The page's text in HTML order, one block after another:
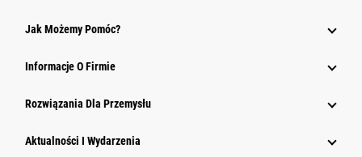
Jak Możemy Pomóc?
Informacje O Firmie
Rozwiązania Dla Przemysłu
Aktualności I Wydarzenia